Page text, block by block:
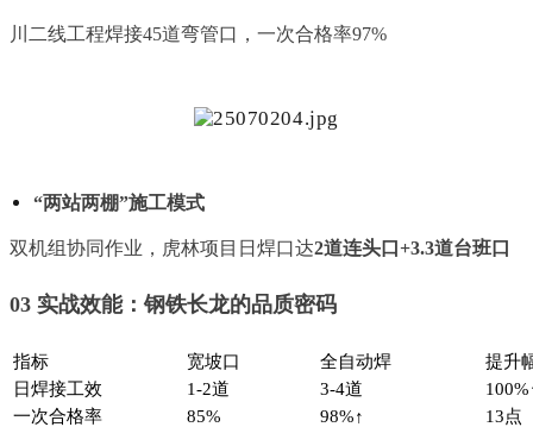
川二线工程焊接45道弯管口，一次合格率97%
“两站两棚”施工模式
双机组协同作业，虎林项目日焊口达2道连头口+3.3道台班口
03 实战效能：钢铁长龙的品质密码
指标 宽坡口 全自动焊
提升
日焊接工效
1-2道 3-4道
一次合格率
85% 98%↑
13点